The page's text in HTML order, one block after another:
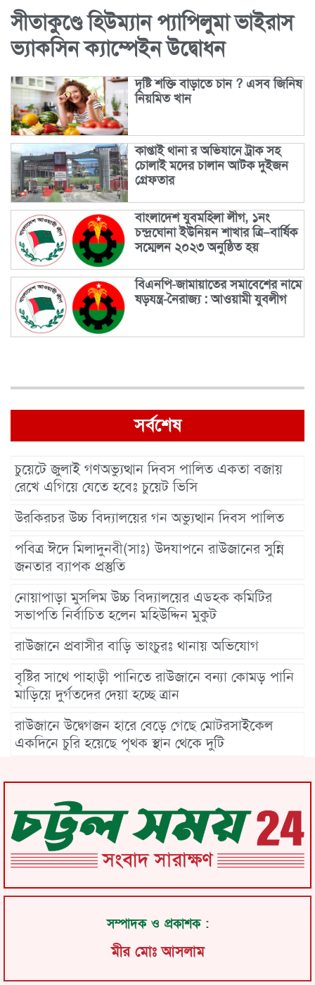
সীতাকুণ্ডে হিউম্যান প্যাপিলুমা ভাইরাস
ভ্যাকসিন ক্যাম্পেইন উদ্বোধন
দৃষ্টি শক্তি বাড়াতে চান ? এসব জিনিষ
নিয়মিত খান
কাপ্তাই থানা র অভিযানে ট্রাক সহ
চোলাই মদের চালান আটক দুইজন
গ্রেফতার
বাংলাদেশ যুবমহিলা লীগ, ১নং
চন্দ্রঘোনা ইউনিয়ন শাখার ত্রি–বার্ষিক
সম্মেলন ২০২৩ অনুষ্ঠিত হয়
বিএনপি-জামায়াতের সমাবেশের নামে
ষড়যন্ত্র-নৈরাজ্য : আওয়ামী যুবলীগ
সর্বশেষ
চুয়েটে জুলাই গণঅভ্যুত্থান দিবস পালিত একতা বজায়
রেখে এগিয়ে যেতে হবেঃ চুয়েট ভিসি
উরকিরচর উচ্চ বিদ্যালয়ের গন অভ্যুত্থান দিবস পালিত
পবিত্র ঈদে মিলাদুনবী(সাঃ) উদযাপনে রাউজানের সুন্নি
জনতার ব্যাপক প্রস্তুতি
নোয়াপাড়া মুসলিম উচ্চ বিদ্যালয়ের এডহক কমিটির
সভাপতি নির্বাচিত হলেন মহিউদ্দিন মুকুট
রাউজানে প্রবাসীর বাড়ি ভাংচুরঃ থানায় অভিযোগ
বৃষ্টির সাথে পাহাড়ী পানিতে রাউজানে বন্যা কোমড় পানি
মাড়িয়ে দুর্গতদের দেয়া হচ্ছে ত্রান
রাউজানে উদ্বেগজন হারে বেড়ে গেছে মোটরসাইকেল
একদিনে চুরি হয়েছে পৃথক স্থান থেকে দুটি
সম্পাদক ও প্রকাশক :
মীর মোঃ আসলাম